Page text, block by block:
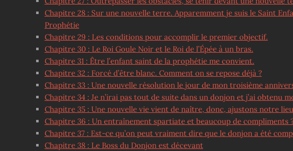
Chapitre 28 : Sur une nouvelle terre. Apparemment je suis le Saint
Prophétie
Chapitre 29 : Les conditions pour accomplir le premier objectif.
Chapitre 30 : Le Roi Goule Noir et le Roi de l’Épée à un bras.
Chapitre 31 : Être l’enfant saint de la prophétie me convient.
Chapitre 32 : Forcé d’être blanc. Comment on se repose déjà ?
Chapitre 33 : Une nouvelle résolution le jour de mon troisième
Chapitre 34 : Je n’irai pas tout de suite dans un donjon et j’ai obtenu
Chapitre 35 : Une nouvelle vie vient de naître, donc, ajustons notre
Chapitre 36 : Un entraînement spartiate et beaucoup de compliments
Chapitre 37 : Est-ce qu’on peut vraiment dire que le donjon a été
Chapitre 38 : Le Boss du Donjon est décevant